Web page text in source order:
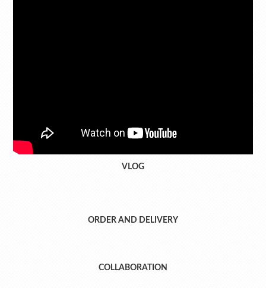
VLOG
ORDER AND DELIVERY
COLLABORATION